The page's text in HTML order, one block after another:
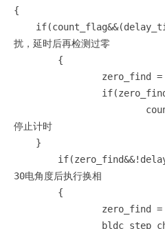
{
扰，延时后再检测过零
停止计时
30电角度后执行换相